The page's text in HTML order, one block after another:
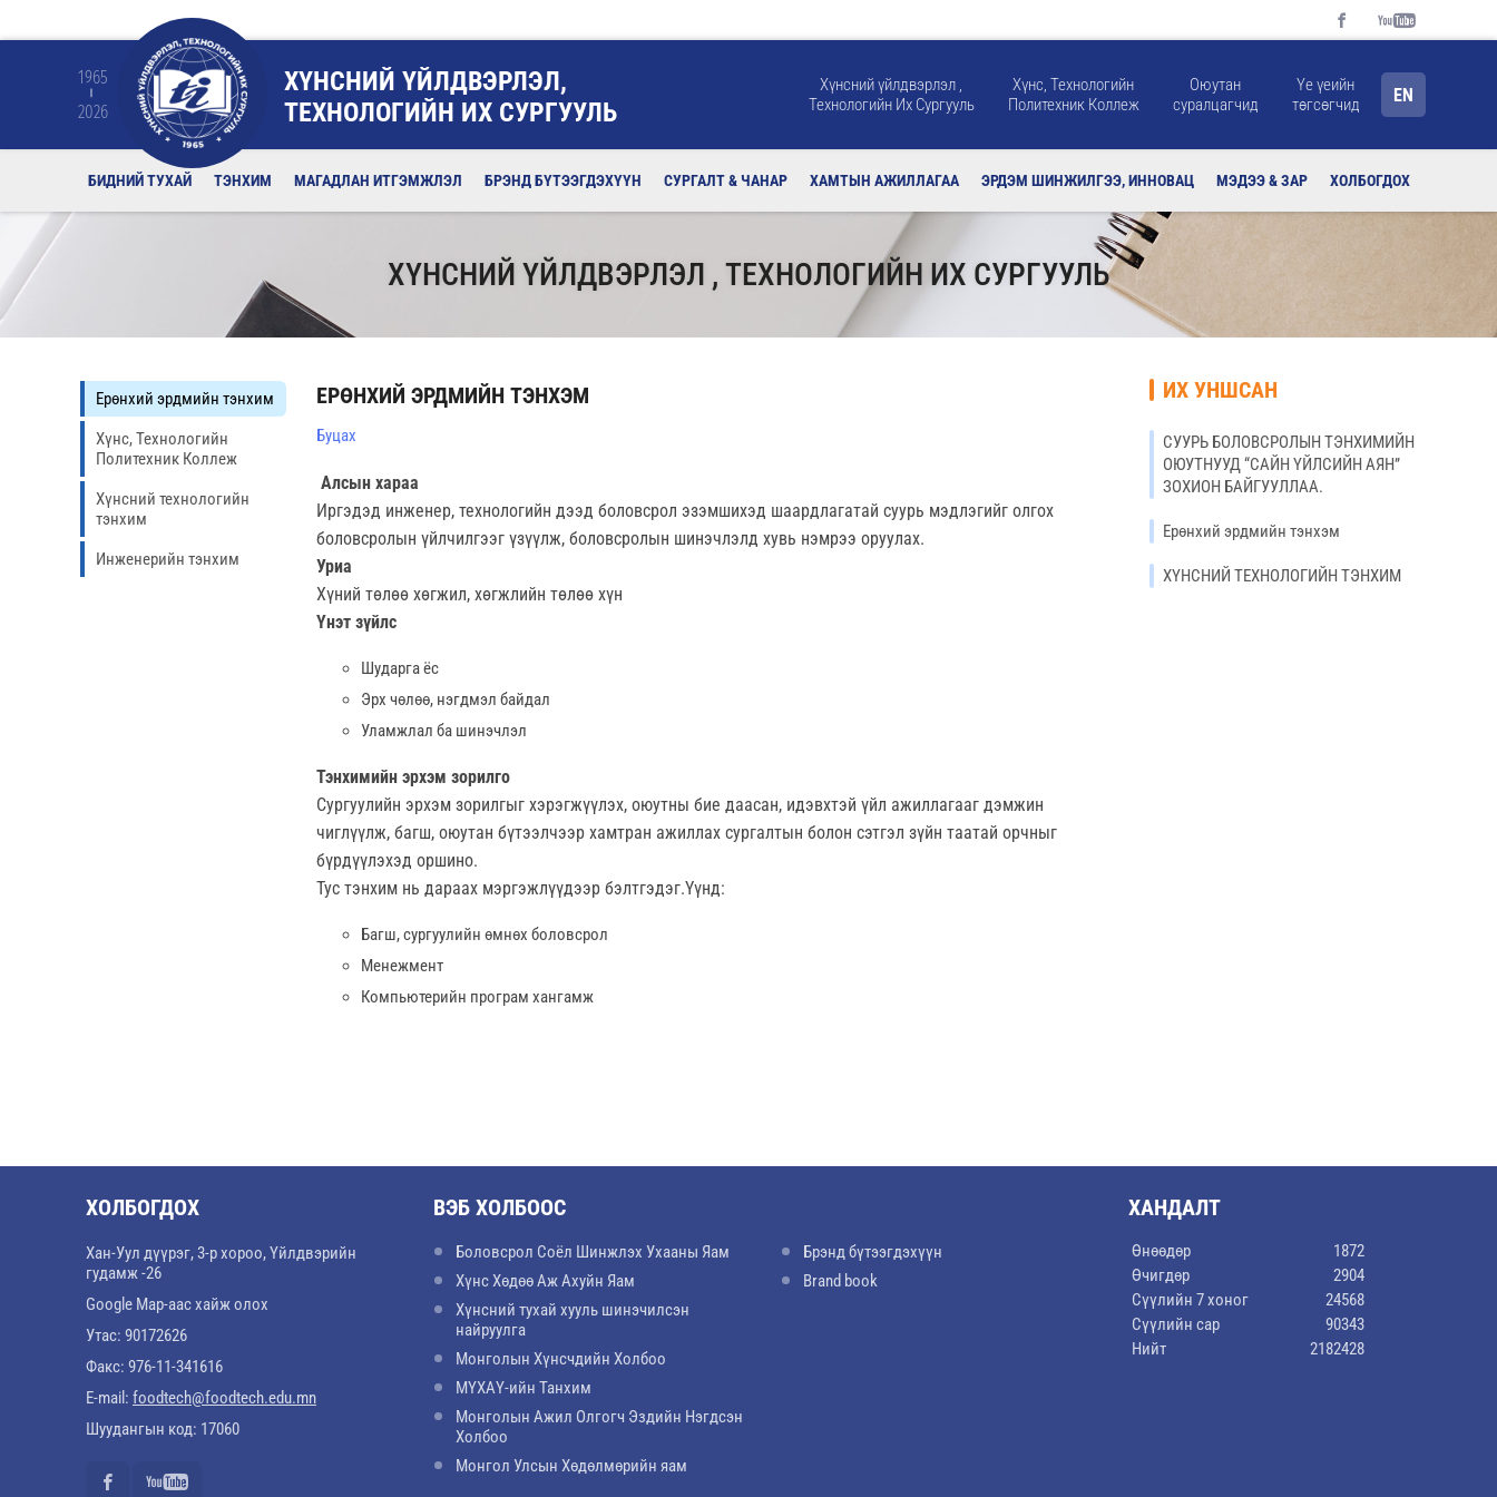
1965
2026
ХҮНСНИЙ ҮЙЛДВЭРЛЭЛ,
ТЕХНОЛОГИЙН ИХ СУРГУУЛЬ
Хүнсний үйлдвэрлэл ,
Технологийн Их Сургууль
Хүнс, Технологийн
Политехник Коллеж
Оюутан
суралцагчид
Үе үеийн
төгсөгчид
EN
БИДНИЙ ТУХАЙ ТЭНХИМ МАГАДЛАН ИТГЭМЖЛЭЛ БРЭНД БҮТЭЭГДЭХҮҮН СУРГАЛТ & ЧАНАР ХАМТЫН АЖИЛЛАГАА ЭРДЭМ ШИНЖИЛГЭЭ, ИННОВАЦ МЭДЭЭ & ЗАР ХОЛБОГДОХ
ХҮНСНИЙ ҮЙЛДВЭРЛЭЛ , ТЕХНОЛОГИЙН ИХ СУРГУУЛЬ
Eрөнхий эрдмийн тэнхим
Хүнс, Технологийн
Политехник Коллеж
Хүнсний технологийн
тэнхим
Инженерийн тэнхим
ЕРӨНХИЙ ЭРДМИЙН ТЭНХЭМ
Буцах
Алсын хараа
Иргэдэд инженер, технологийн дээд боловсрол эзэмшихэд шаардлагатай суурь мэдлэгийг олгох
боловсролын үйлчилгээг үзүүлж, боловсролын шинэчлэлд хувь нэмрээ оруулах.
Уриа
Хүний төлөө хөгжил, хөгжлийн төлөө хүн
Үнэт зүйлс
Шударга ёс
Эрх чөлөө, нэгдмэл байдал
Уламжлал ба шинэчлэл
Тэнхимийн эрхэм зорилго
Сургуулийн эрхэм зорилгыг хэрэгжүүлэх, оюутны бие даасан, идэвхтэй үйл ажиллагааг дэмжин
чиглүүлж, багш, оюутан бүтээлчээр хамтран ажиллах сургалтын болон сэтгэл зүйн таатай орчныг
бүрдүүлэхэд оршино.
Тус тэнхим нь дараах мэргэжлүүдээр бэлтгэдэг.Үүнд:
Багш, сургуулийн өмнөх боловсрол
Менежмент
Компьютерийн програм хангамж
ИХ УНШСАН
СУУРЬ БОЛОВСРОЛЫН ТЭНХИМИЙН
ОЮУТНУУД “САЙН ҮЙЛСИЙН АЯН”
ЗОХИОН БАЙГУУЛЛАА.
Ерөнхий эрдмийн тэнхэм
ХҮНСНИЙ ТЕХНОЛОГИЙН ТЭНХИМ
ХОЛБОГДОХ
Хан-Уул дүүрэг, 3-р хороо, Үйлдвэрийн
гудамж -26
Google Map-аас хайж олох
Утас: 90172626
Факс: 976-11-341616
E-mail: foodtech@foodtech.edu.mn
Шуудангын код: 17060
ВЭБ ХОЛБООС
Боловсрол Соёл Шинжлэх Ухааны Яам
Хүнс Хөдөө Аж Ахуйн Яам
Хүнсний тухай хууль шинэчилсэн
найруулга
Монголын Хүнсчдийн Холбоо
МҮХАҮ-ийн Танхим
Монголын Ажил Олгогч Эздийн Нэгдсэн
Холбоо
Монгол Улсын Хөдөлмөрийн яам
Брэнд бүтээгдэхүүн
Brand book
ХАНДАЛТ
Өнөөдөр
1872
Өчигдөр
2904
Сүүлийн 7 хоног
24568
Сүүлийн сар
90343
Нийт
2182428